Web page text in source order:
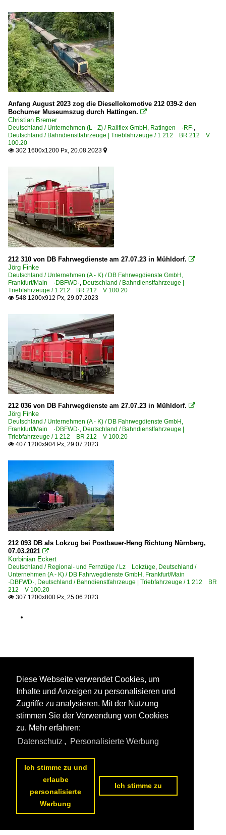
Anfang August 2023 zog die Diesellokomotive 212 039-2 den
Bochumer Museumszug durch Hattingen. 
Christian Bremer
Deutschland / Unternehmen (L - Z) / Railflex GmbH, Ratingen ·RF·,
Deutschland / Bahndienstfahrzeuge | Triebfahrzeuge / 1 212 BR 212 V
100.20
 302 1600x1200 Px, 20.08.2023 
212 310 von DB Fahrwegdienste am 27.07.23 in Mühldorf. 
Jörg Finke
Deutschland / Unternehmen (A - K) / DB Fahrwegdienste GmbH,
Frankfurt/Main ·DBFWD·, Deutschland / Bahndienstfahrzeuge |
Triebfahrzeuge / 1 212 BR 212 V 100.20
 548 1200x912 Px, 29.07.2023
212 036 von DB Fahrwegdienste am 27.07.23 in Mühldorf. 
Jörg Finke
Deutschland / Unternehmen (A - K) / DB Fahrwegdienste GmbH,
Frankfurt/Main ·DBFWD·, Deutschland / Bahndienstfahrzeuge |
Triebfahrzeuge / 1 212 BR 212 V 100.20
 407 1200x904 Px, 29.07.2023
212 093 DB als Lokzug bei Postbauer-Heng Richtung Nürnberg,
07.03.2021 
Korbinian Eckert
Deutschland / Regional- und Fernzüge / Lz Lokzüge, Deutschland /
Unternehmen (A - K) / DB Fahrwegdienste GmbH, Frankfurt/Main
·DBFWD·, Deutschland / Bahndienstfahrzeuge | Triebfahrzeuge / 1 212 BR
212 V 100.20
 307 1200x800 Px, 25.06.2023
Diese Webseite verwendet Cookies, um
Inhalte und Anzeigen zu personalisieren und
Zugriffe zu analysieren. Mit der Nutzung
stimmen Sie der Verwendung von Cookies
zu. Mehr erfahren:
Datenschutz , Personalisierte Werbung
Ich stimme zu und
erlaube
personalisierte
Werbung
Ich stimme zu